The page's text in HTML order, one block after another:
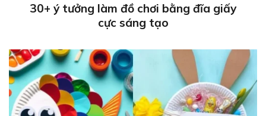
30+ ý tưởng làm đồ chơi bằng đĩa giấy
cực sáng tạo